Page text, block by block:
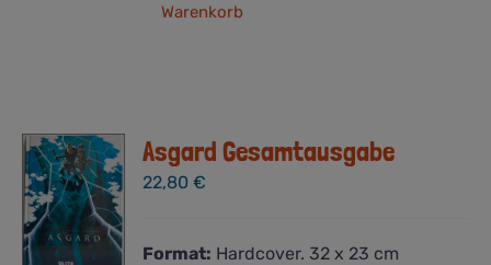
Warenkorb
Asgard Gesamtausgabe
22,80€
Format: Hardcover. 32 x 23 cm